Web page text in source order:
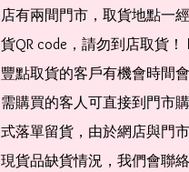
店有兩間門市，取貨地點一
貨QR code，請勿到店取貨
豐點取貨的客戶有機會時間
需購買的客人可直接到門市
式落單留貨，由於網店與門
現貨品缺貨情況，我們會聯